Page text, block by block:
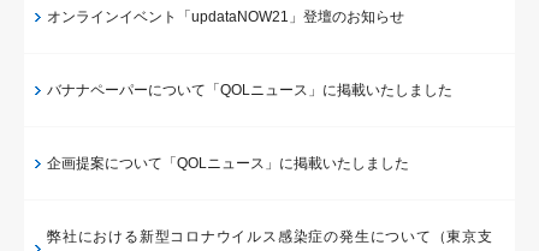
オンラインイベント「updataNOW21」登壇のお知らせ
バナナペーパーについて「QOLニュース」に掲載いたしました
企画提案について「QOLニュース」に掲載いたしました
弊社における新型コロナウイルス感染症の発生について（東京支